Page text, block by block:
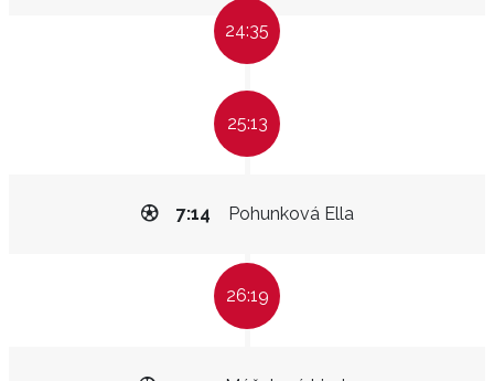
24:35
25:13
Pohunková Ella
7:14
26:19